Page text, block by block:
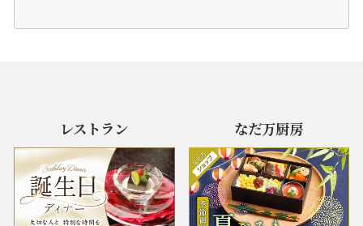
レストラン なだ万厨房